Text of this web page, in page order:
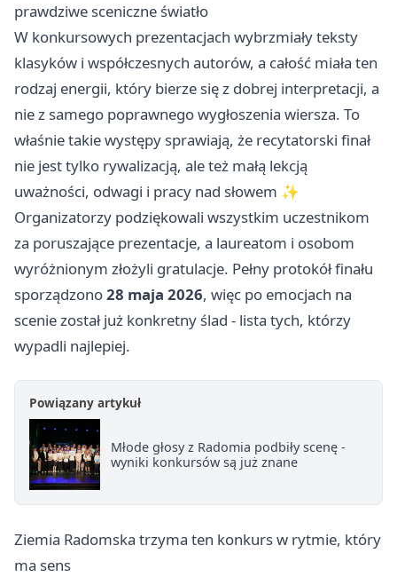
prawdziwe sceniczne światło
W konkursowych prezentacjach wybrzmiały teksty
klasyków i współczesnych autorów, a całość miała ten
rodzaj energii, który bierze się z dobrej interpretacji, a
nie z samego poprawnego wygłoszenia wiersza. To
właśnie takie występy sprawiają, że recytatorski finał
nie jest tylko rywalizacją, ale też małą lekcją
uważności, odwagi i pracy nad słowem ✨
Organizatorzy podziękowali wszystkim uczestnikom
za poruszające prezentacje, a laureatom i osobom
wyróżnionym złożyli gratulacje. Pełny protokół finału
sporządzono28 maja 2026, więc po emocjach na
scenie został już konkretny ślad - lista tych, którzy
wypadli najlepiej.
Powiązany artykuł
Młode głosy z Radomia podbiły scenę -
wyniki konkursów są już znane
Ziemia Radomska trzyma ten konkurs w rytmie, który
ma sens